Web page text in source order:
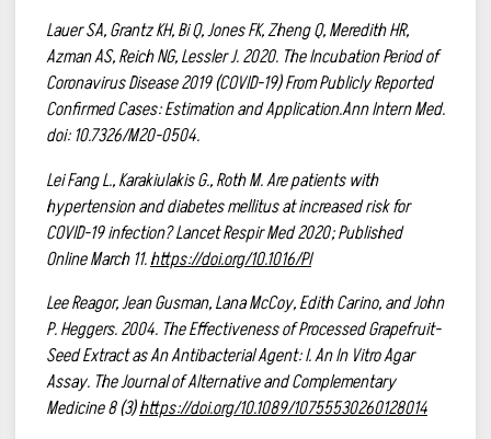
Lauer SA, Grantz KH, Bi Q, Jones FK, Zheng Q, Meredith HR,
Azman AS, Reich NG, Lessler J. 2020. The Incubation Period of
Coronavirus Disease 2019 (COVID-19) From Publicly Reported
Confirmed Cases: Estimation and Application.Ann Intern Med.
doi: 10.7326/M20-0504.
Lei Fang L., Karakiulakis G., Roth M. Are patients with
hypertension and diabetes mellitus at increased risk for
COVID-19 infection? Lancet Respir Med 2020; Published
Online March 11.https://doi.org/10.1016/PI
Lee Reagor, Jean Gusman, Lana McCoy, Edith Carino, and John
P. Heggers. 2004. The Effectiveness of Processed Grapefruit-
Seed Extract as An Antibacterial Agent: I. An In Vitro Agar
Assay. The Journal of Alternative and Complementary
Medicine 8 (3)https://doi.org/10.1089/10755530260128014